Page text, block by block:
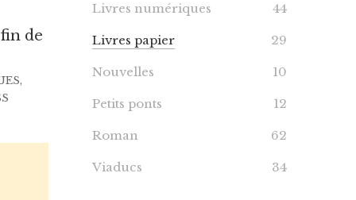
de
,
Livres numériques 44
Livres papier 29
Nouvelles 10
Petits ponts 12
Roman 62
Viaducs 34